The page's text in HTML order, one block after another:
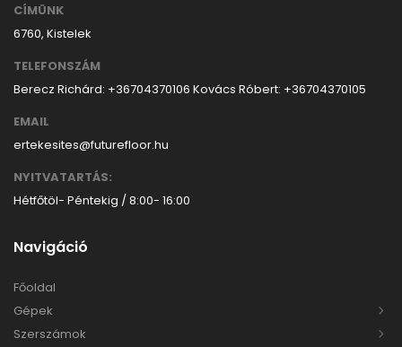
CÍMÜNK
6760, Kistelek
TELEFONSZÁM
Berecz Richárd: +36704370106 Kovács Róbert: +36704370105
EMAIL
ertekesites@futurefloor.hu
NYITVATARTÁS:
Hétfőtöl- Péntekig / 8:00- 16:00
Navigáció
Főoldal
Gépek
Szerszámok